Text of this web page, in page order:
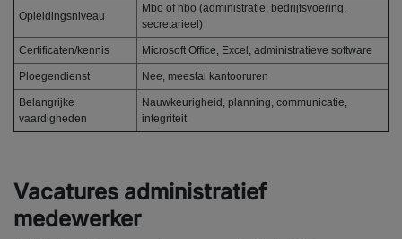
Opleidingsniveau
Mbo of hbo (administratie, bedrijfsvoering,
secretarieel)
Certificaten/kennis Microsoft Office, Excel, administratieve software
Ploegendienst Nee, meestal kantooruren
Belangrijke
vaardigheden
Nauwkeurigheid, planning, communicatie,
integriteit
Vacatures administratief
medewerker